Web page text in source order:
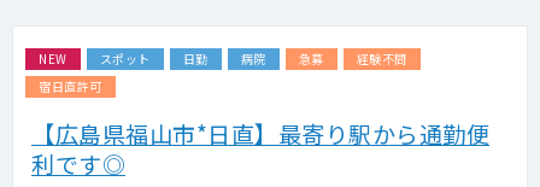
NEW スポット 日勤 病院 急募
経験不問
宿日直許可
【広島県福山市*日直】最寄り駅から通勤便
利です◎